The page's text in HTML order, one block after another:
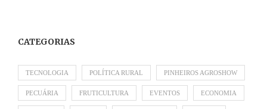
CATEGORIAS
TECNOLOGIA POLÍTICA RURAL PINHEIROS AGROSHOW
PECUÁRIA FRUTICULTURA EVENTOS ECONOMIA